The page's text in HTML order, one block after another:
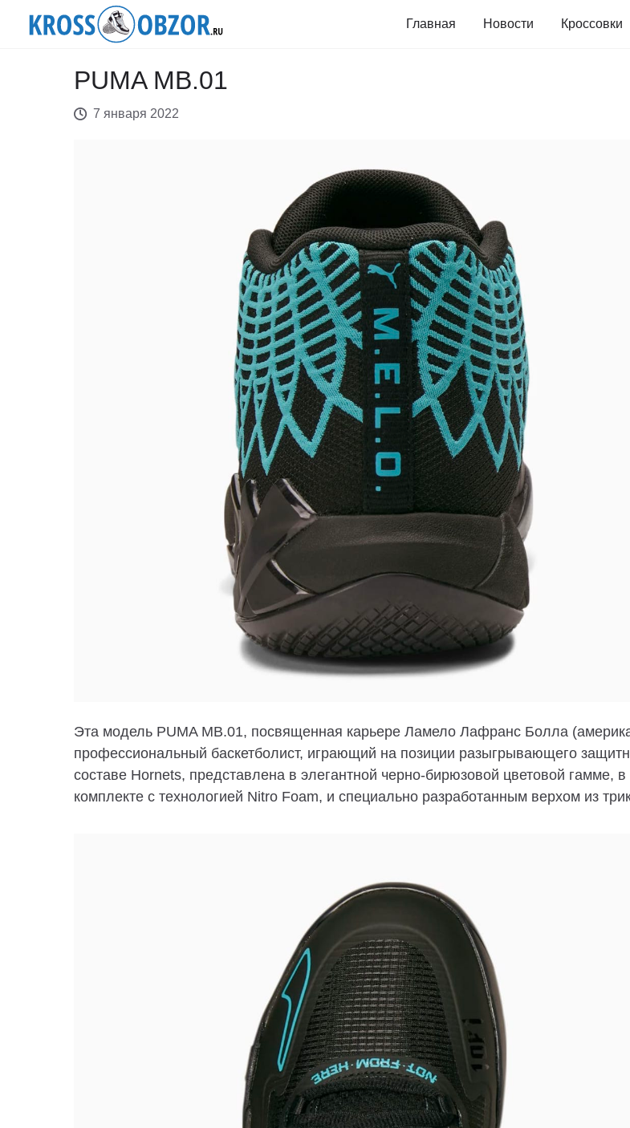
Главная Новости Кроссовки
PUMA MB.01
7 января 2022
Эта модель PUMA MB.01, посвященная карьере Ламело Лафранс Болла
профессиональный баскетболист, играющий на позиции разыгрывающего
составе Hornets, представлена в элегантной черно-бирюзовой цветовой гамме, в
комплекте с технологией Nitro Foam, и специально разработанным верхом из